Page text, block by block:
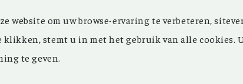
FACEBOOK
oprichting in
in ons
website om uw browse-ervaring te verbeteren,
klikken, stemt u in met het gebruik van alle
te geven.